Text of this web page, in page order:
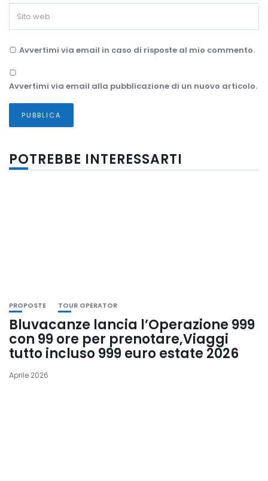
Avvertimi via email in caso di risposte al mio commento.
Avvertimi via email alla pubblicazione di un nuovo articolo.
POTREBBE INTERESSARTI
PROPOSTE TOUR OPERATOR
Bluvacanze lancia l’Operazione 999
con 99 ore per prenotare,Viaggi
tutto incluso 999 euro estate 2026
Aprile 2026